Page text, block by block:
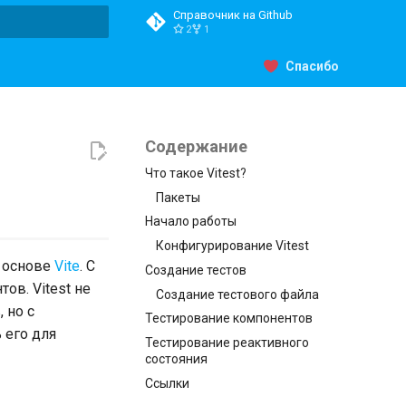
Справочник на Github
2 1
Спасибо
Содержание
Что такое Vitest?
Пакеты
Начало работы
Конфигурирование Vitest
Создание тестов
Создание тестового файла
Тестирование компонентов
Тестирование реактивного
состояния
Ссылки
Vite. С
Vitest не
но с
для